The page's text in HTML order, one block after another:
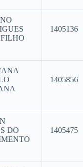
1405136
1405856
DO
1405475